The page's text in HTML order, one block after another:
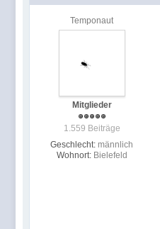
Temponaut
Mitglieder
1.559 Beiträge
Geschlecht: männlich
Wohnort: Bielefeld